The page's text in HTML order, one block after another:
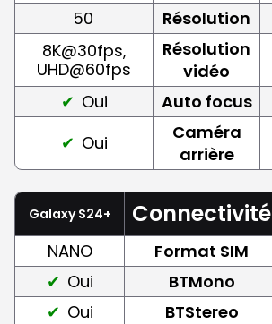
50
Résolution
8K@30fps,
UHD@60fps
Résolution
vidéo
Oui
Auto focus
Oui
Caméra
arrière
Galaxy S24+ Connectivité
NANO Format SIM
Oui
BTMono
Oui
BTStereo